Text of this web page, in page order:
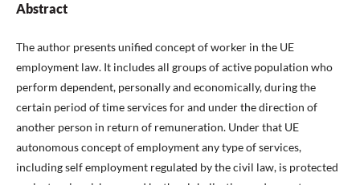
Abstract
The author presents unified concept of worker in the UE
employment law. It includes all groups of active population who
perform dependent, personally and economically, during the
certain period of time services for and under the direction of
another person in return of remuneration. Under that UE
autonomous concept of employment any type of services,
including self employment regulated by the civil law, is protected